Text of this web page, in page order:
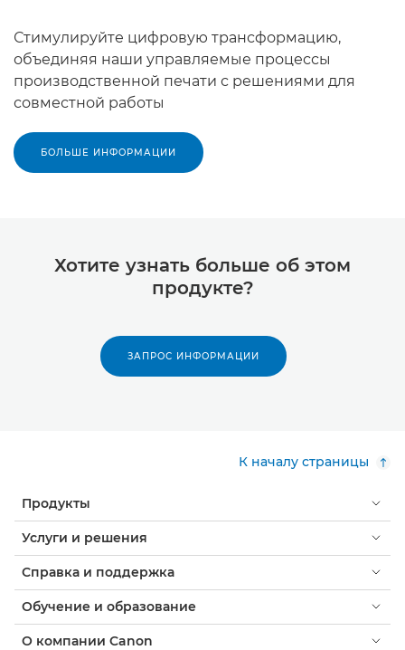
Стимулируйте цифровую трансформацию,
объединяя наши управляемые процессы
производственной печати с решениями для
совместной работы
БОЛЬШЕ ИНФОРМАЦИИ
Хотите узнать больше об этом
продукте?
ЗАПРОС ИНФОРМАЦИИ
К началу страницы
Продукты
Услуги и решения
Справка и поддержка
Обучение и образование
О компании Canon